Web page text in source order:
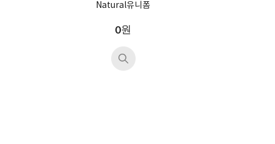
Natural유니폼
0원